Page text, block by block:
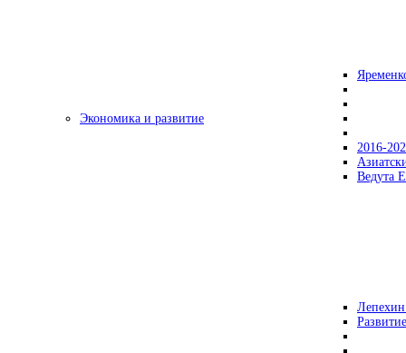
Экономика и развитие
2016-
Ведута